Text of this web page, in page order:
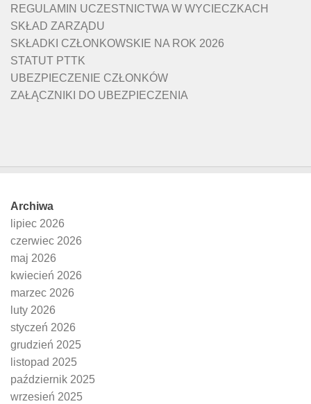
REGULAMIN UCZESTNICTWA W WYCIECZKACH
SKŁAD ZARZĄDU
SKŁADKI CZŁONKOWSKIE NA ROK 2026
STATUT PTTK
UBEZPIECZENIE CZŁONKÓW
ZAŁĄCZNIKI DO UBEZPIECZENIA
Archiwa
lipiec 2026
czerwiec 2026
maj 2026
kwiecień 2026
marzec 2026
luty 2026
styczeń 2026
grudzień 2025
listopad 2025
październik 2025
wrzesień 2025